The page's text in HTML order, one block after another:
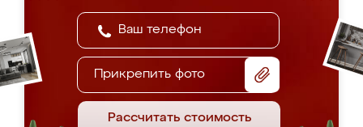
Прикрепить фото
Рассчитать стоимость